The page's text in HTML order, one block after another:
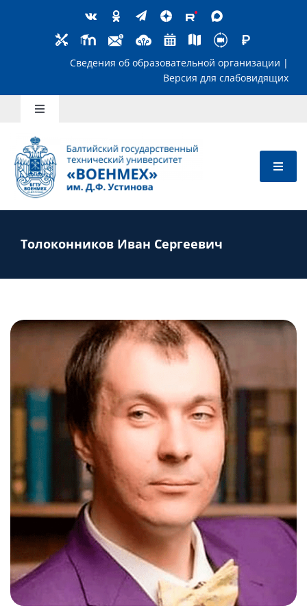
Сведения об образовательной
Toggle
Школьникам
Абитуриентам
Преподавателям
Слушателям
Партнерам
НИОКР
Толоконников Иван Сергеевич